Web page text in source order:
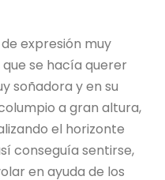
expresión muy
se hacía querer
soñadora y en su
a gran altura,
el horizonte
conseguía sentirse,
en ayuda de los